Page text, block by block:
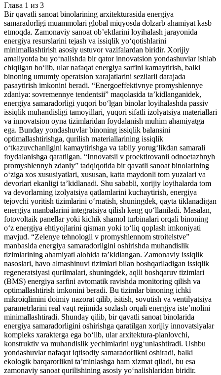
Глава 1 из 3
Bir qavatli sanoat binolarining arxitekturasida energiya
samaradorligi muammolari global miqyosda dolzarb ahamiyat kasb
etmoqda. Zamonaviy sanoat ob’ektlarini loyihalash jarayonida
energiya resurslarini tejash va issiqlik yo‘qotishlarini
minimallashtirish asosiy ustuvor vazifalardan biridir. Xorijiy
amaliyotda bu yo‘nalishda bir qator innovatsion yondashuvlar ishlab
chiqilgan bo‘lib, ular nafaqat energiya sarfini kamaytirish, balki
binoning umumiy operatsion xarajatlarini sezilarli darajada
pasaytirish imkonini beradi. “Energoeffektivnye promyshlennye
zdaniya: sovremennye tendentsii” maqolasida ta’kidlanganidek,
energiya samaradorligi yuqori bo‘lgan binolar loyihalashda passiv
issiqlik muhandisligi tamoyillari, yuqori sifatli izolyatsiya materiallari
va innovatsion oyna tizimlaridan foydalanish muhim ahamiyatga
ega. Bunday yondashuvlar binoning issiqlik balansini
optimallashtirishga, qurilish materiallarining issiqlik
o‘tkazuvchanligini kamaytirishga va tabiiy yorug‘likdan samarali
foydalanishga qaratilgan. “Innovatsii v proektirovanii odnoetazhnyh
promyshlennyh zdaniy” tadqiqotida bir qavatli sanoat binolarining
o‘ziga xos xususiyatlari, xususan, katta maydonli tom yuzalari va
devorlari ekanligi ta’kidlanadi. Shu sababli, xorijiy loyihalarda tom
va devorlarning izolyatsiya qatlamlarini kuchaytirish, energiya
tejovchi yoritish tizimlarini o‘rnatish, shuningdek, qayta tiklanadigan
energiya manbalarini integratsiya qilish keng qo‘llaniladi. Masalan,
fotovoltaik panellar yoki kichik shamol turbinalari orqali binoning
o‘z energiya ehtiyojlarini qisman yoki to‘liq qoplash imkoniyati
mavjud. “Zelenye tehnologii v promyshlennom stroitelstve”
manbasida energiya samaradorligini oshirishda muhandislik
tizimlarining ahamiyati alohida ta’kidlangan. Zamonaviy issiqlik
nasoslari, havo almashinuvi tizimlari bilan boshqariladigan issiqlik
regeneratsiyasi qurilmalari, shuningdek, aqlli boshqaruv tizimlari
(BMS) energiya sarfini avtomatik ravishda monitoring qilish va
optimallashtirish imkonini beradi. Bu tizimlar binoning ichki
mikroiqlimini doimiy nazorat qilib, isitish, sovutish va ventilyatsiya
parametrlarini real vaqt rejimida sozlash orqali energiya iste’molini
minimallashtiradi. Shunday qilib, bir qavatli sanoat binolarida
energiya samaradorligini oshirishga qaratilgan xorijiy innovatsiyalar
kompleks xarakterga ega bo‘lib, ular arxitektura-planlovchi,
konstruktiv va muhandislik yechimlarini uyg‘unlashtiradi. Ushbu
yondashuvlar nafaqat iqtisodiy samaradorlikni oshiradi, balki
ekologik barqarorlikni ta’minlashga ham xizmat qiladi, bu esa
zamonaviy sanoat qurilishining asosiy yo‘nalishlaridan biridir.